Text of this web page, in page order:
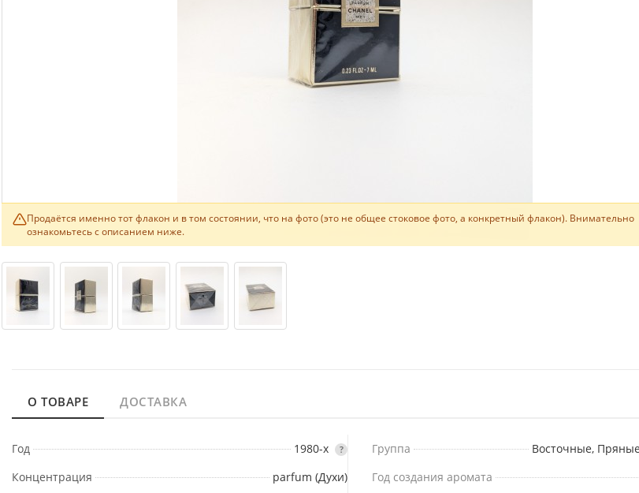
Продаётся именно тот флакон и в том состоянии, что на фото (это не общее стоковое фото, а конкретный флакон). Внимательно
ознакомьтесь с описанием ниже.
О ТОВАРЕ ДОСТАВКА
Год 1980-х ?
Концентрация
parfum (Духи)
Группа
Восточные,
Год создания аромата